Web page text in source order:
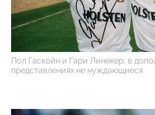
Пол Гаскойн и Гари Линекер, в
представлениях не нуждающиеся